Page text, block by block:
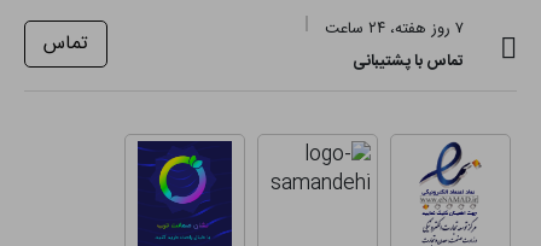
۷ روز هفته، ۲۴ ساعت
تماس با پشتیبانی
تماس